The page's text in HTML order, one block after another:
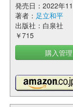
発売日：2022年
著者： 足立和平
出版社：白泉社
￥715
購入管理